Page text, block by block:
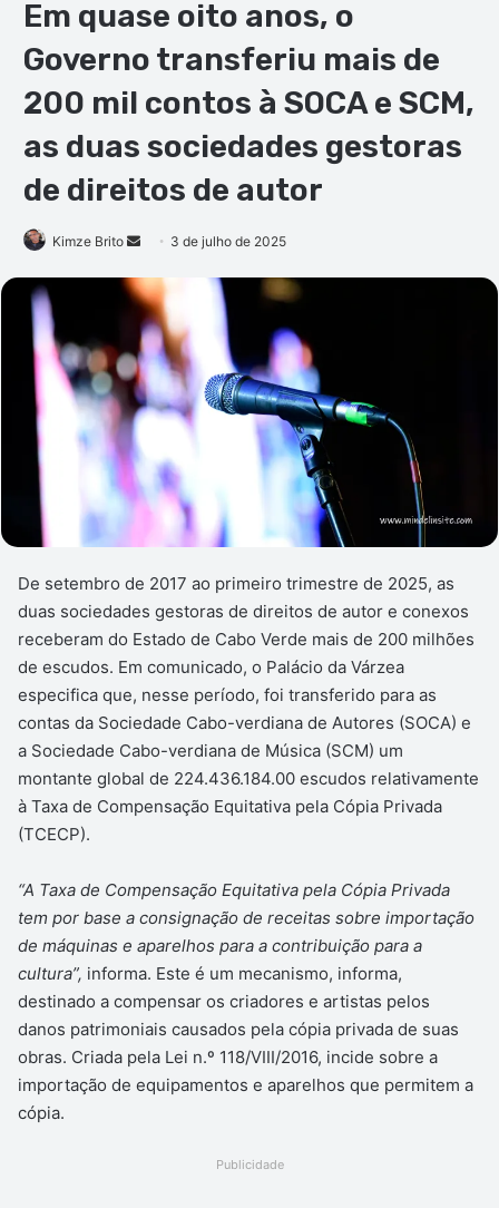
Em quase oito anos, o
Governo transferiu mais de
200 mil contos à SOCA e SCM,
as duas sociedades gestoras
de direitos de autor
Kimze Brito
Mande
e-
mail
3 de julho de 2025
De setembro de 2017 ao primeiro trimestre de 2025, as
duas sociedades gestoras de direitos de autor e conexos
receberam do Estado de Cabo Verde mais de 200 milhões
de escudos. Em comunicado, o Palácio da Várzea
especifica que, nesse período, foi transferido para as
contas da Sociedade Cabo-verdiana de Autores (SOCA) e
a Sociedade Cabo-verdiana de Música (SCM) um
montante global de 224.436.184.00 escudos relativamente
à Taxa de Compensação Equitativa pela Cópia Privada
(TCECP).
“A Taxa de Compensação Equitativa pela Cópia Privada
tem por base a consignação de receitas sobre importação
de máquinas e aparelhos para a contribuição para a
cultura”, informa. Este é um mecanismo, informa,
destinado a compensar os criadores e artistas pelos
danos patrimoniais causados pela cópia privada de suas
obras. Criada pela Lei n.º 118/VIII/2016, incide sobre a
importação de equipamentos e aparelhos que permitem a
cópia.
Publicidade